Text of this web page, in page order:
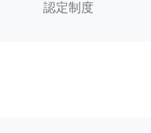
認定制度